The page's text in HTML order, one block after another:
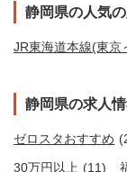
静岡県の人気
JR東海道本線(東京
静岡県の求人
ゼロスタおすすめ
30万円以上 (11)